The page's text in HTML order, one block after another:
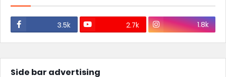
3.5k 2.7k 1.8k
Side bar advertising